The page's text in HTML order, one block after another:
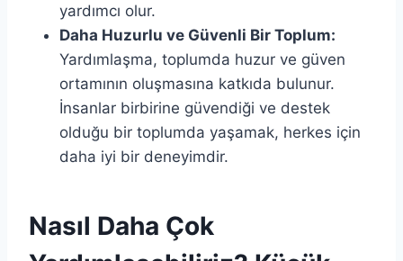
yardımcı olur.
Daha Huzurlu ve Güvenli Bir Toplum:
Yardımlaşma, toplumda huzur ve güven
ortamının oluşmasına katkıda bulunur.
İnsanlar birbirine güvendiği ve destek
olduğu bir toplumda yaşamak, herkes için
daha iyi bir deneyimdir.
Nasıl Daha Çok